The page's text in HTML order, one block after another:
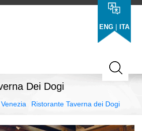
ENG | ITA
Dei Dogi
Ristorante Taverna dei Dogi